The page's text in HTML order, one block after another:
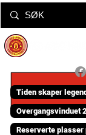
Tiden skaper
Overgangsvinduet
Reserverte plasser